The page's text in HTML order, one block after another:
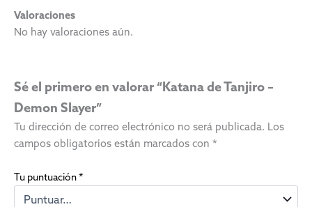
Valoraciones
No hay valoraciones aún.
Sé el primero en valorar “Katana de Tanjiro –
Demon Slayer”
Tu dirección de correo electrónico no será publicada. Los
campos obligatorios están marcados con *
Tu puntuación*